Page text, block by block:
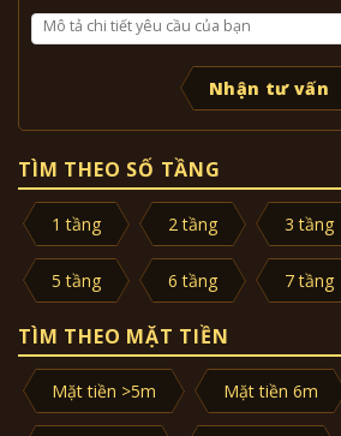
Nhận tư vấn
TÌM THEO SỐ TẦNG
1 tầng 2 tầng 3 tầng
5 tầng 6 tầng 7 tầng
TÌM THEO MẶT TIỀN
Mặt tiền >5m Mặt tiền 6m